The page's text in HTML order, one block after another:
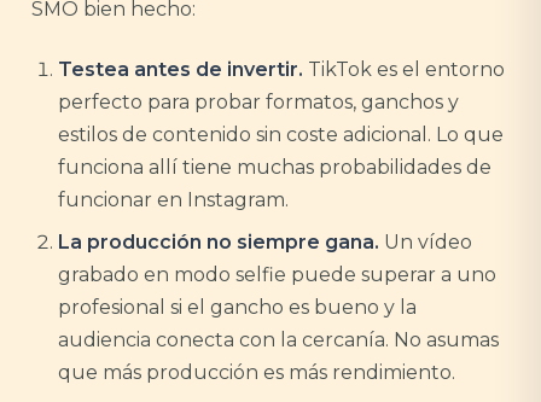
SMO bien hecho:
Testea antes de invertir. TikTok es el entorno
perfecto para probar formatos, ganchos y
estilos de contenido sin coste adicional. Lo que
funciona allí tiene muchas probabilidades de
funcionar en Instagram.
La producción no siempre gana. Un vídeo
grabado en modo selfie puede superar a uno
profesional si el gancho es bueno y la
audiencia conecta con la cercanía. No asumas
que más producción es más rendimiento.